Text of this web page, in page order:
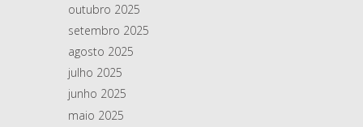
outubro 2025
setembro 2025
agosto 2025
julho 2025
junho 2025
maio 2025